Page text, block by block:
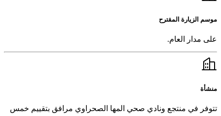
موسم الزيارة المقترح
على مدار العام.
منشأة
تتوفر في منتجع ونادي صحي المها الصحراوي مرافق بتقييم خمس